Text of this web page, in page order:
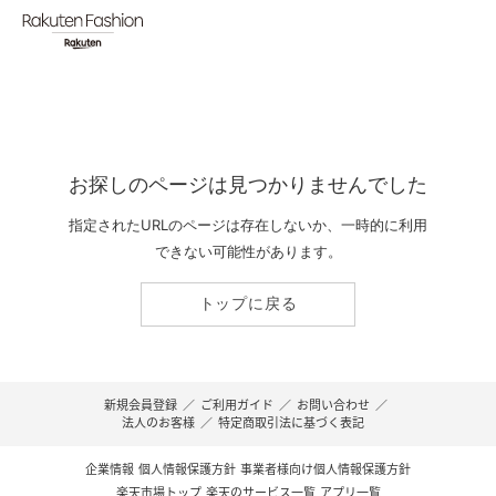
お探しのページは見つかりませんでした
指定されたURLのページは存在しないか、一時的に利用
できない可能性があります。
トップに戻る
新規会員登録 ／ ご利用ガイド ／ お問い合わせ ／
法人のお客様 ／ 特定商取引法に基づく表記
企業情報 個人情報保護方針 事業者様向け個人情報保護方針
楽天市場トップ 楽天のサービス一覧 アプリ一覧